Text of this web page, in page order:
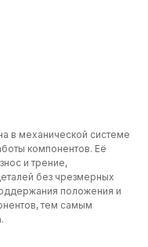
в механической системе
компонентов. Её
и трение,
без чрезмерных
положения и
тем самым